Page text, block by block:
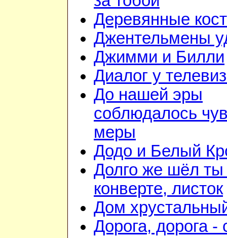
Деревянные
Джентельмены
Джимми и Билли
Диалог у
До нашей эры
соблюдалось
меры
Додо и Белый
Долго же шёл ты
конверте, листок
Дом
Дорога, дорога -